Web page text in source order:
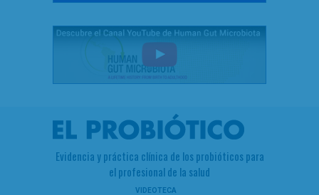
Evidencia y práctica clínica de los probióticos para
el profesional de la salud
VIDEOTECA